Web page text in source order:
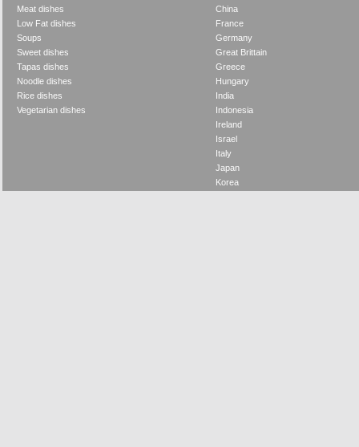
Meat dishes
Low Fat dishes
Soups
Sweet dishes
Tapas dishes
Noodle dishes
Rice dishes
Vegetarian dishes
China
France
Germany
Great Brittain
Greece
Hungary
India
Indonesia
Ireland
Israel
Italy
Japan
Korea